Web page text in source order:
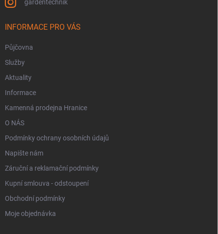
gardentechnik
INFORMACE PRO VÁS
Půjčovna
Služby
Aktuality
Informace
Kamenná prodejna Hranice
O NÁS
Podmínky ochrany osobních údajů
Napište nám
Záruční a reklamační podmínky
Kupní smlouva - odstoupení
Obchodní podmínky
Moje objednávka